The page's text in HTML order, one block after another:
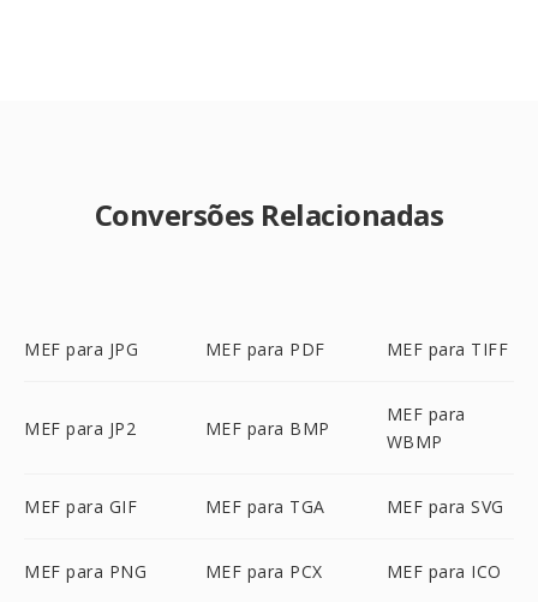
Conversões Relacionadas
MEF para JPG MEF para PDF MEF para TIFF
MEF para JP2 MEF para BMP
MEF para
WBMP
MEF para GIF MEF para TGA MEF para SVG
MEF para PNG MEF para PCX MEF para ICO